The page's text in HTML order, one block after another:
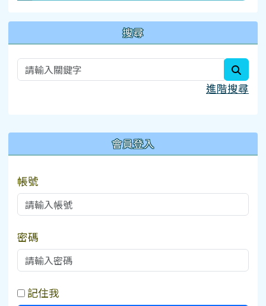
搜尋
進階搜尋
會員登入
帳號
密碼
記住我